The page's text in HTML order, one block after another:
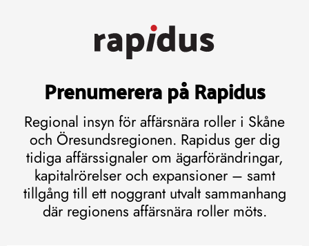
Prenumerera på Rapidus
Regional insyn för affärsnära roller i Skåne
och Öresundsregionen. Rapidus ger dig
tidiga affärssignaler om ägarförändringar,
kapitalrörelser och expansioner – samt
tillgång till ett noggrant utvalt sammanhang
där regionens affärsnära roller möts.